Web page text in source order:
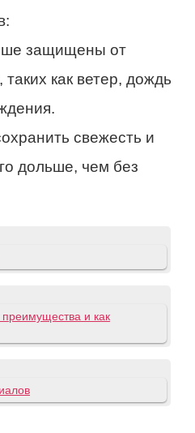
защищены от
как ветер, дождь
свежесть и
дольше, чем без
и как